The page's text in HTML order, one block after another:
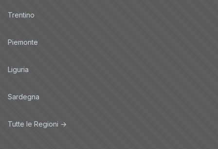
Trentino
Piemonte
Liguria
Sardegna
Tutte le Regioni →